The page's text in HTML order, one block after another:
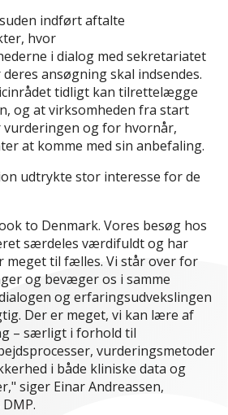
indført aftalte
hvor
i dialog med sekretariatet
ansøgning skal indsendes.
tidligt kan tilrettelægge
og at virksomheden fra start
og for hvornår,
at komme med sin anbefaling.
udtrykte stor interesse for de
to Denmark. Vores besøg hos
særdeles værdifuldt og har
meget til fælles. Vi står over for
og bevæger os i samme
og erfaringsudvekslingen
Der er meget, vi kan lære af
– særligt i forhold til
vurderingsmetoder
i både kliniske data og
siger Einar Andreassen,